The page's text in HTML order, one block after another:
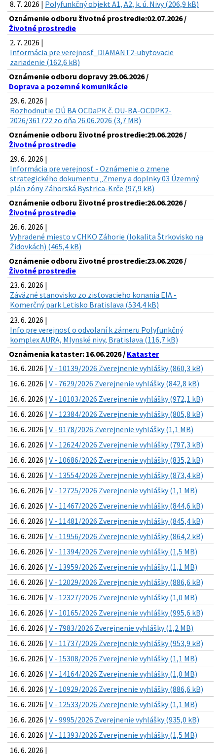
8. 7. 2026 | Polyfunkčný objekt A1, A2, k. ú. Nivy (206,9 kB)
Oznámenie odboru životné prostredie:02.07.2026 /
Životné prostredie
2. 7. 2026 |
Informácia pre verejnosť_DIAMANT2-ubytovacie
zariadenie (162,6 kB)
Oznámenie odboru dopravy 29.06.2026 /
Doprava a pozemné komunikácie
29. 6. 2026 |
Rozhodnutie OÚ BA OCDaPK č. OU-BA-OCDPK2-
2026/361722 zo dňa 26.06.2026 (3,7 MB)
Oznámenie odboru životné prostredie:29.06.2026 /
Životné prostredie
29. 6. 2026 |
Informácia pre verejnosť - Oznámenie o zmene
strategického dokumentu „Zmeny a doplnky 03 Územný
plán zóny Záhorská Bystrica-Krče (97,9 kB)
Oznámenie odboru životné prostredie:26.06.2026 /
Životné prostredie
26. 6. 2026 |
Vyhradené miesto v CHKO Záhorie (lokalita Štrkovisko na
Židovkách) (465,4 kB)
Oznámenie odboru životné prostredie:23.06.2026 /
Životné prostredie
23. 6. 2026 |
Záväzné stanovisko zo zisťovacieho konania EIA -
Komerčný park Letisko Bratislava (534,4 kB)
23. 6. 2026 |
Info pre verejnosť o odvolaní k zámeru Polyfunkčný
komplex AURA, Mlynské nivy, Bratislava (116,7 kB)
Oznámenia kataster: 16.06.2026 / Kataster
16. 6. 2026 | V - 10139/2026 Zverejnenie vyhlášky (860,3 kB)
16. 6. 2026 | V - 7629/2026 Zverejnenie vyhlášky (842,8 kB)
16. 6. 2026 | V - 10103/2026 Zverejnenie vyhlášky (972,1 kB)
16. 6. 2026 | V - 12384/2026 Zverejnenie vyhlášky (805,8 kB)
16. 6. 2026 | V - 9178/2026 Zverejnenie vyhlášky (1,1 MB)
16. 6. 2026 | V - 12624/2026 Zverejnenie vyhlášky (797,3 kB)
16. 6. 2026 | V - 10686/2026 Zverejnenie vyhlášky (835,2 kB)
16. 6. 2026 | V - 13554/2026 Zverejnenie vyhlášky (873,4 kB)
16. 6. 2026 | V - 12725/2026 Zverejnenie vyhlášky (1,1 MB)
16. 6. 2026 | V - 11467/2026 Zverejnenie vyhlášky (844,6 kB)
16. 6. 2026 | V - 11481/2026 Zverejnenie vyhlášky (845,4 kB)
16. 6. 2026 | V - 11956/2026 Zverejnenie vyhlášky (864,2 kB)
16. 6. 2026 | V - 11394/2026 Zverejnenie vyhlášky (1,5 MB)
16. 6. 2026 | V - 13959/2026 Zverejnenie vyhlášky (1,1 MB)
16. 6. 2026 | V - 12029/2026 Zverejnenie vyhlášky (886,6 kB)
16. 6. 2026 | V - 12327/2026 Zverejnenie vyhlášky (1,0 MB)
16. 6. 2026 | V - 10165/2026 Zverejnenie vyhlášky (995,6 kB)
16. 6. 2026 | V - 7983/2026 Zverejnenie vyhlášky (1,2 MB)
16. 6. 2026 | V - 11737/2026 Zverejnenie vyhlášky (953,9 kB)
16. 6. 2026 | V - 15308/2026 Zverejnenie vyhlášky (1,1 MB)
16. 6. 2026 | V - 14164/2026 Zverejnenie vyhlášky (1,0 MB)
16. 6. 2026 | V - 10929/2026 Zverejnenie vyhlášky (886,6 kB)
16. 6. 2026 | V - 12533/2026 Zverejnenie vyhlášky (1,1 MB)
16. 6. 2026 | V - 9995/2026 Zverejnenie vyhlášky (935,0 kB)
16. 6. 2026 | V - 11393/2026 Zverejnenie vyhlášky (1,5 MB)
16. 6. 2026 |